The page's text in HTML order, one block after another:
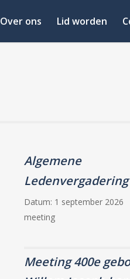
Over ons Lid worden
Algemene
Ledenvergadering
Datum: 1 september 2026
meeting
Meeting 400e